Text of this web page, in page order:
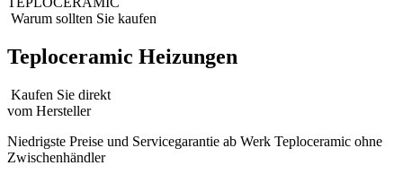
Warum sollten Sie kaufen
Teploceramic Heizungen
Kaufen Sie direkt
vom Hersteller
Niedrigste Preise und Servicegarantie ab Werk Teploсeramiс ohne
Zwischenhändler